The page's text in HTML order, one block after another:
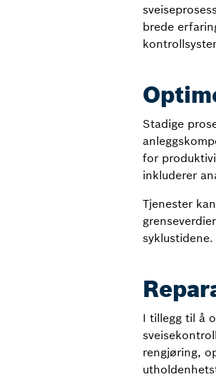
brede
Stadige
for
inkluderer
Tjenester
syklustidene.
I tillegg til å
rengjøring,